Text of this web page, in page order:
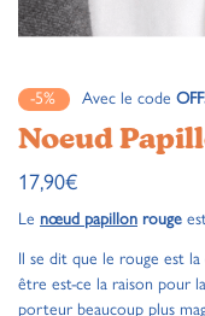
-5% Avec le code
Noeud
17,90€
Le nœud papillon rouge
Il se dit que le rouge est
être est-ce la raison pour
porteur beaucoup plus